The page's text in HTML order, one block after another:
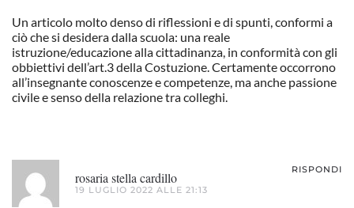
Un articolo molto denso di riflessioni e di spunti, conformi a
ciò che si desidera dalla scuola: una reale
istruzione/educazione alla cittadinanza, in conformità con gli
obbiettivi dell’art.3 della Costuzione. Certamente occorrono
all’insegnante conoscenze e competenze, ma anche passione
civile e senso della relazione tra colleghi.
rosaria stella cardillo
19 LUGLIO 2022 ALLE 21:13
RISPONDI